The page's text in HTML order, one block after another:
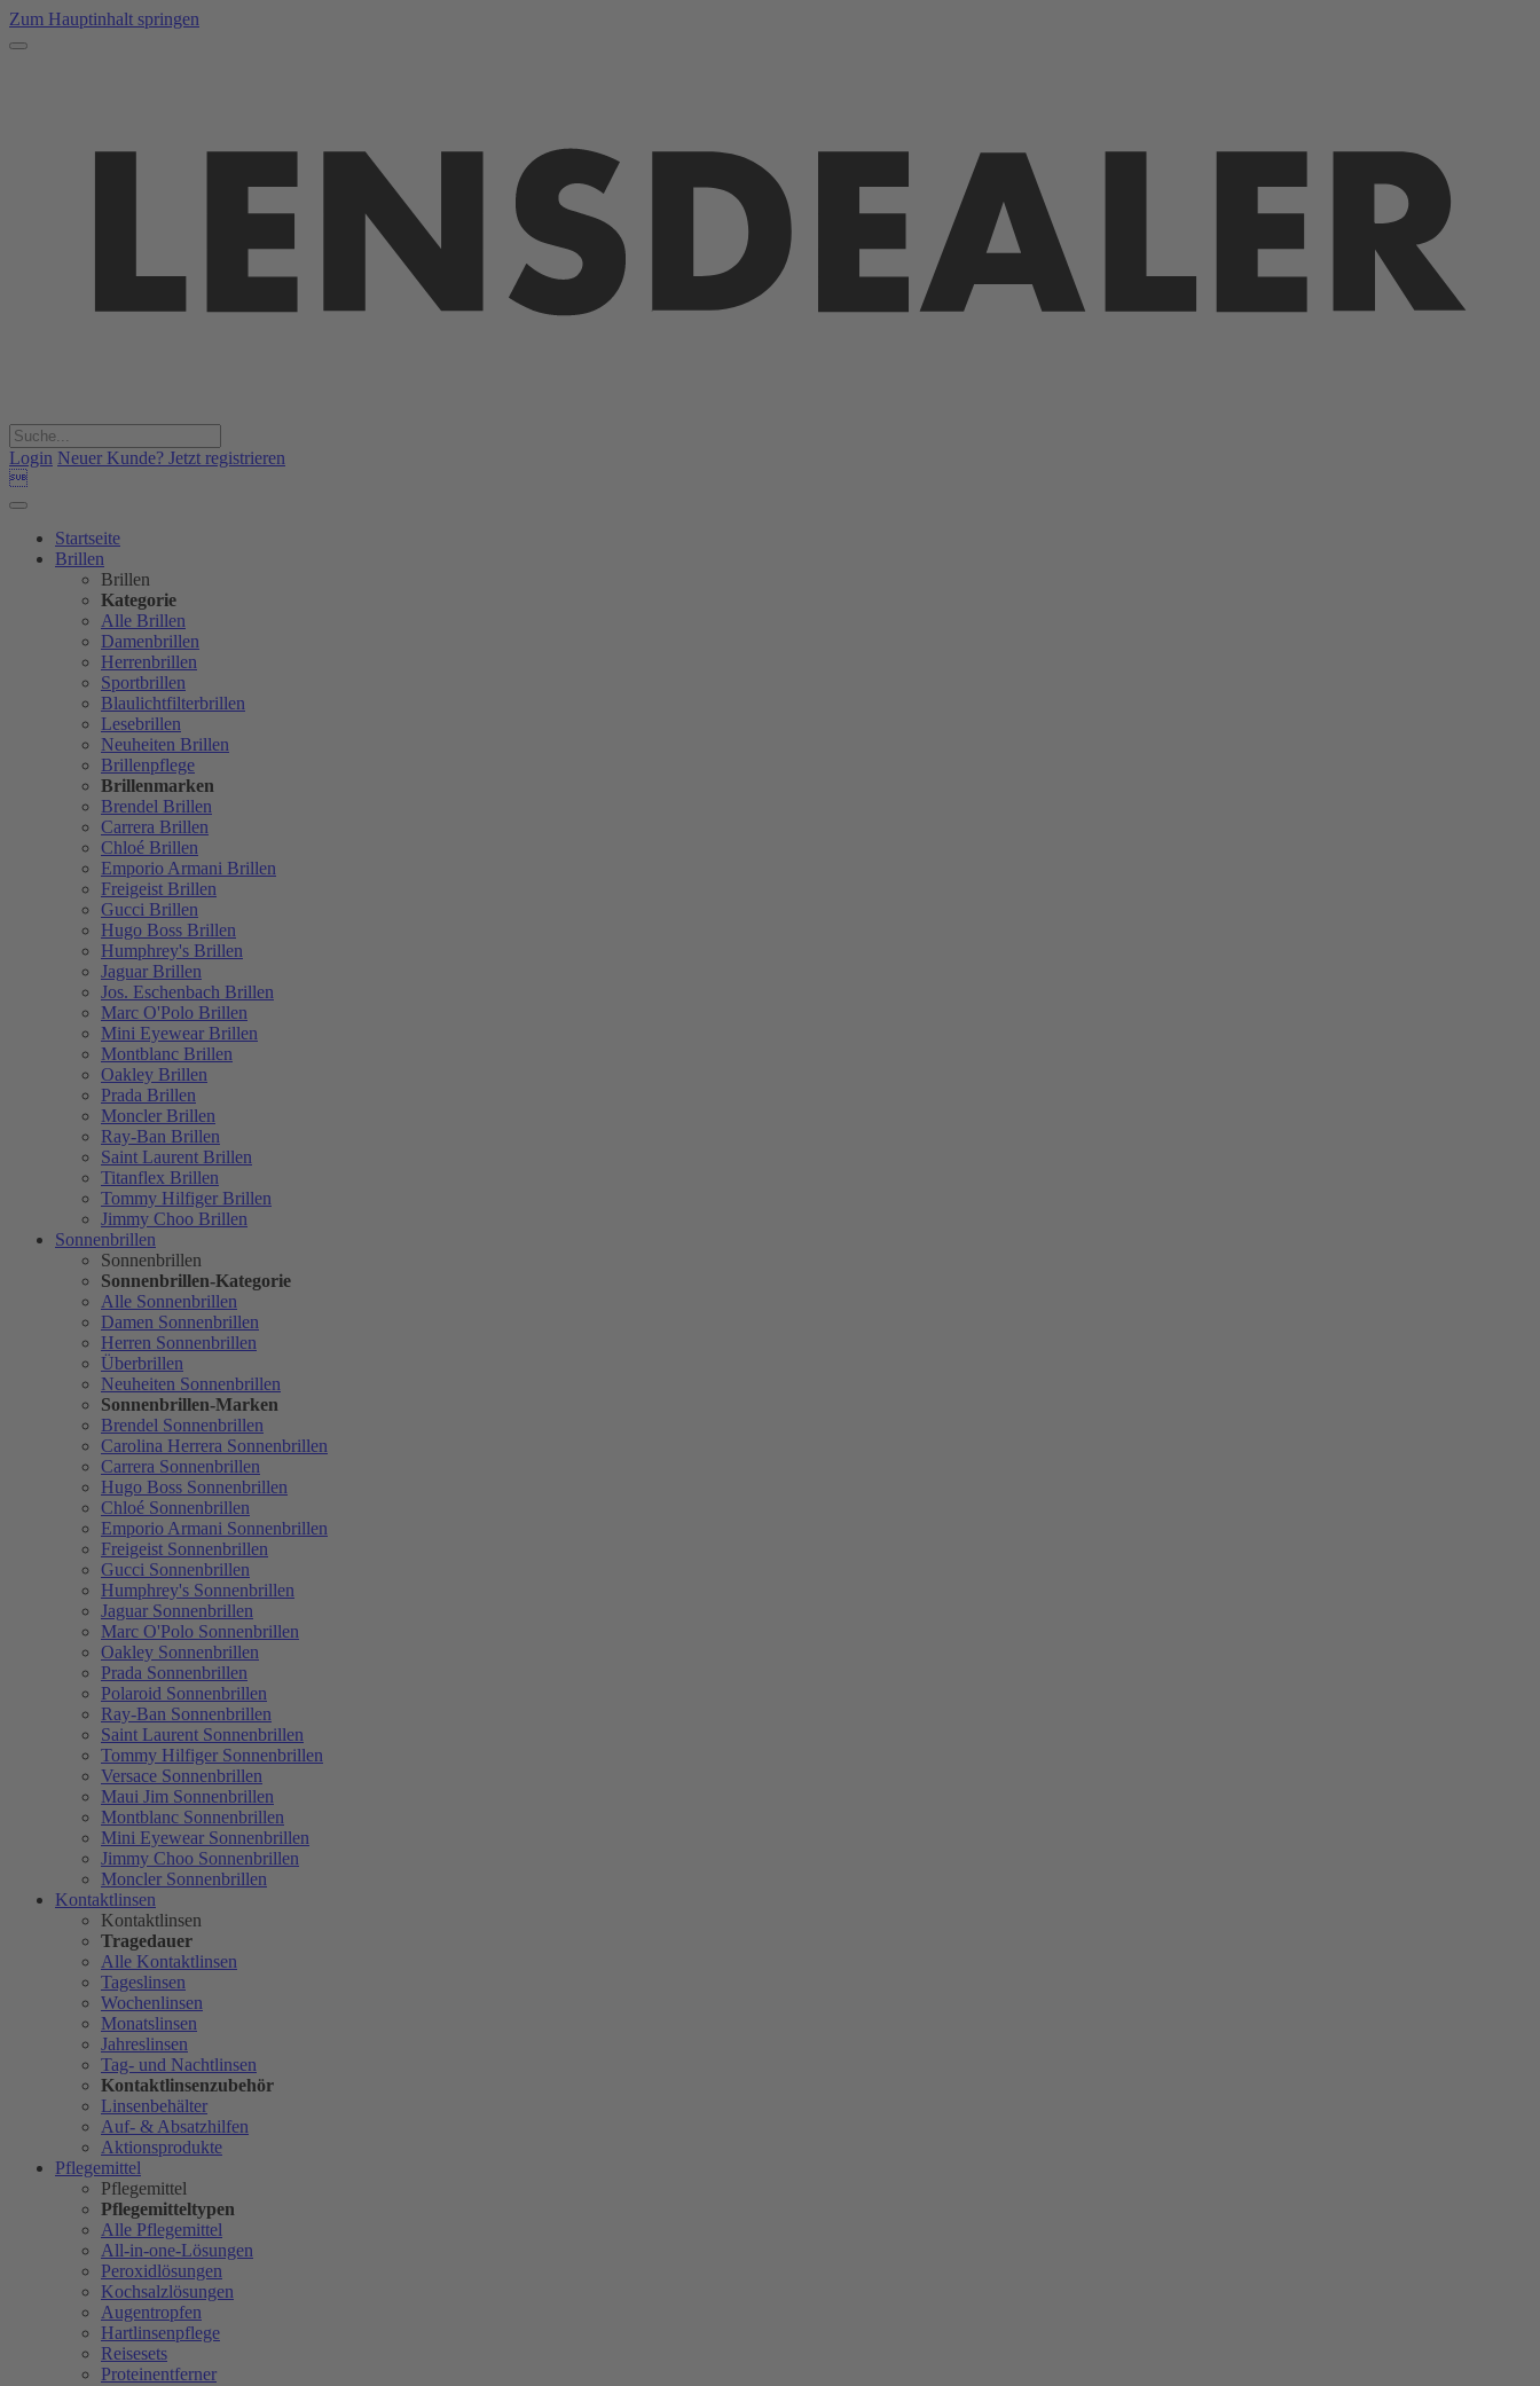
Zum Hauptinhalt springen
Login Neuer Kunde? Jetzt registrieren

Startseite
Brillen
Brillen
Kategorie
Alle Brillen
Damenbrillen
Herrenbrillen
Sportbrillen
Blaulichtfilterbrillen
Lesebrillen
Neuheiten Brillen
Brillenpflege
Brillenmarken
Brendel Brillen
Carrera Brillen
Chloé Brillen
Emporio Armani Brillen
Freigeist Brillen
Gucci Brillen
Hugo Boss Brillen
Humphrey's Brillen
Jaguar Brillen
Jos. Eschenbach Brillen
Marc O'Polo Brillen
Mini Eyewear Brillen
Montblanc Brillen
Oakley Brillen
Prada Brillen
Moncler Brillen
Ray-Ban Brillen
Saint Laurent Brillen
Titanflex Brillen
Tommy Hilfiger Brillen
Jimmy Choo Brillen
Sonnenbrillen
Sonnenbrillen
Sonnenbrillen-Kategorie
Alle Sonnenbrillen
Damen Sonnenbrillen
Herren Sonnenbrillen
Überbrillen
Neuheiten Sonnenbrillen
Sonnenbrillen-Marken
Brendel Sonnenbrillen
Carolina Herrera Sonnenbrillen
Carrera Sonnenbrillen
Hugo Boss Sonnenbrillen
Chloé Sonnenbrillen
Emporio Armani Sonnenbrillen
Freigeist Sonnenbrillen
Gucci Sonnenbrillen
Humphrey's Sonnenbrillen
Jaguar Sonnenbrillen
Marc O'Polo Sonnenbrillen
Oakley Sonnenbrillen
Prada Sonnenbrillen
Polaroid Sonnenbrillen
Ray-Ban Sonnenbrillen
Saint Laurent Sonnenbrillen
Tommy Hilfiger Sonnenbrillen
Versace Sonnenbrillen
Maui Jim Sonnenbrillen
Montblanc Sonnenbrillen
Mini Eyewear Sonnenbrillen
Jimmy Choo Sonnenbrillen
Moncler Sonnenbrillen
Kontaktlinsen
Kontaktlinsen
Tragedauer
Alle Kontaktlinsen
Tageslinsen
Wochenlinsen
Monatslinsen
Jahreslinsen
Tag- und Nachtlinsen
Kontaktlinsenzubehör
Linsenbehälter
Auf- & Absatzhilfen
Aktionsprodukte
Pflegemittel
Pflegemittel
Pflegemitteltypen
Alle Pflegemittel
All-in-one-Lösungen
Peroxidlösungen
Kochsalzlösungen
Augentropfen
Hartlinsenpflege
Reisesets
Proteinentferner